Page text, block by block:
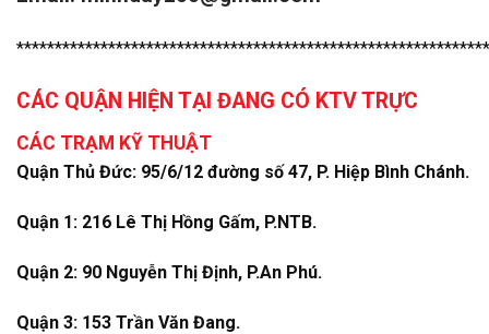
CÁC QUẬN HIỆN TẠI ĐANG CÓ KTV TRỰC
CÁC TRẠM KỸ THUẬT
Quận Thủ Đức: 95/6/12 đường số 47, P. Hiệp Bình Chánh.
Quận 1: 216 Lê Thị Hồng Gấm, P.NTB.
Quận 2: 90 Nguyễn Thị Định, P.An Phú.
Quận 3: 153 Trần Văn Đang.